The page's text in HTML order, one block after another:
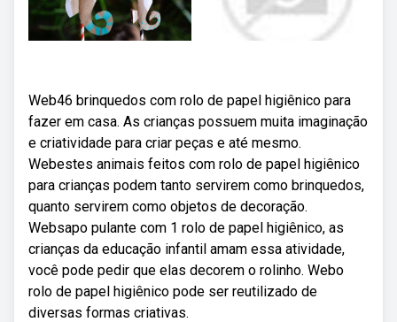
Web46 brinquedos com rolo de papel higiênico para
fazer em casa. As crianças possuem muita imaginação
e criatividade para criar peças e até mesmo.
Webestes animais feitos com rolo de papel higiênico
para crianças podem tanto servirem como brinquedos,
quanto servirem como objetos de decoração.
Websapo pulante com 1 rolo de papel higiênico, as
crianças da educação infantil amam essa atividade,
você pode pedir que elas decorem o rolinho. Webo
rolo de papel higiênico pode ser reutilizado de
diversas formas criativas.